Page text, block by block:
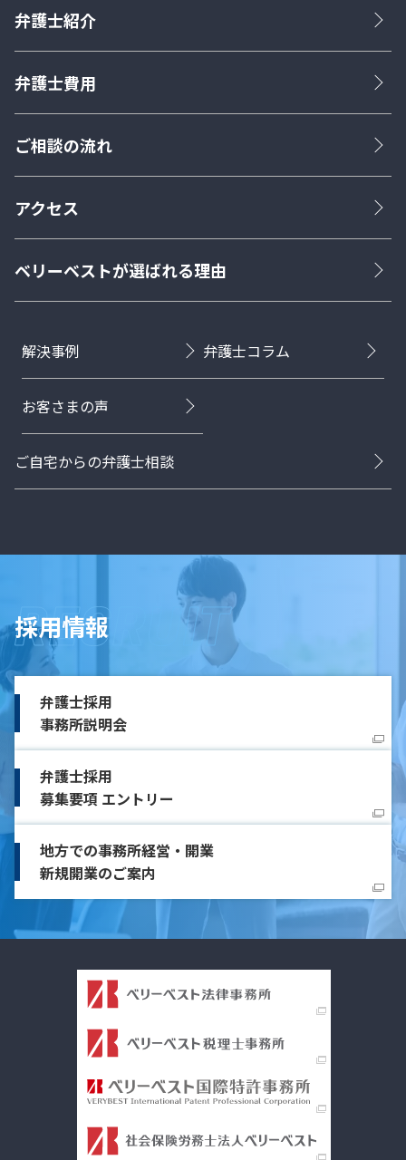
弁護士紹介
弁護士費用
ご相談の流れ
アクセス
ベリーベストが選ばれる理由
解決事例 弁護士コラム
お客さまの声
ご自宅からの弁護士相談
採用情報
弁護士採用
事務所説明会
弁護士採用
募集要項 エントリー
地方での事務所経営・開業
新規開業のご案内